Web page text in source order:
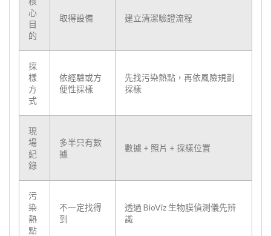
心
目
的
取得設備 建立清潔驗證流程
採
樣
方
式
依經驗或方
便性採樣
先找污染熱點，再依風險規劃
採樣
現
場
紀
錄
多半只有數
據
數據 + 照片 + 採樣位置
污
染
熱
點
不一定找得
到
透過 BioViz 生物膜偵測儀先辨
識